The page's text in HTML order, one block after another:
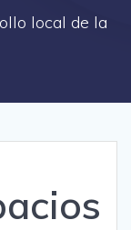
local de la